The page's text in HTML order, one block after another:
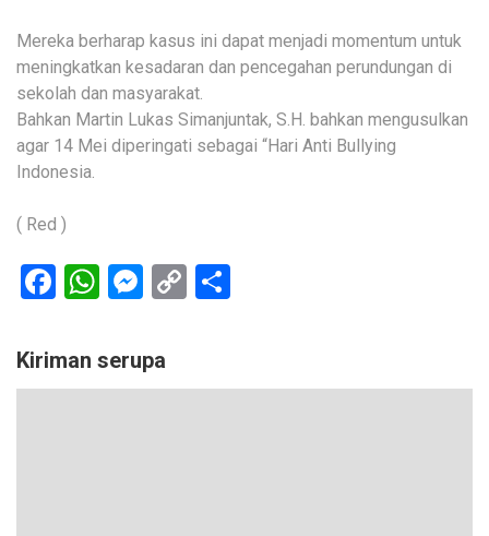
Mereka berharap kasus ini dapat menjadi momentum untuk
meningkatkan kesadaran dan pencegahan perundungan di
sekolah dan masyarakat.
Bahkan Martin Lukas Simanjuntak, S.H. bahkan mengusulkan
agar 14 Mei diperingati sebagai “Hari Anti Bullying
Indonesia.
( Red )
Facebook
WhatsApp
Messenger
Copy
Kiriman serupa